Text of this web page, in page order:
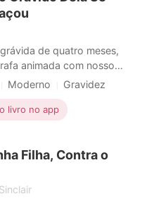
de quatro meses,
animada com nosso
de um
Michael, com outra
recém-nascido
enquanto uma
traição me inundava,
Moderno
Gravidez
livro no app
Filha, Contra o